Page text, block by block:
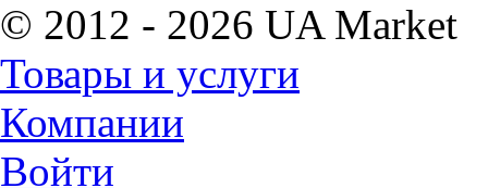
© 2012 - 2026 UA Market
Товары и услуги
Компании
Войти